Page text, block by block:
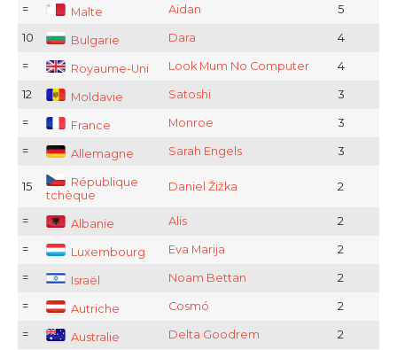
= Malte Aidan 5
10 Bulgarie Dara 4
= Royaume-Uni Look Mum No Computer 4
12 Moldavie Satoshi 3
= France Monroe 3
= Allemagne Sarah Engels 3
15
République
tchèque
Daniel Žižka 2
= Albanie Alis 2
= Luxembourg Eva Marija 2
= Israël Noam Bettan 2
= Autriche Cosmó 2
= Australie Delta Goodrem 2